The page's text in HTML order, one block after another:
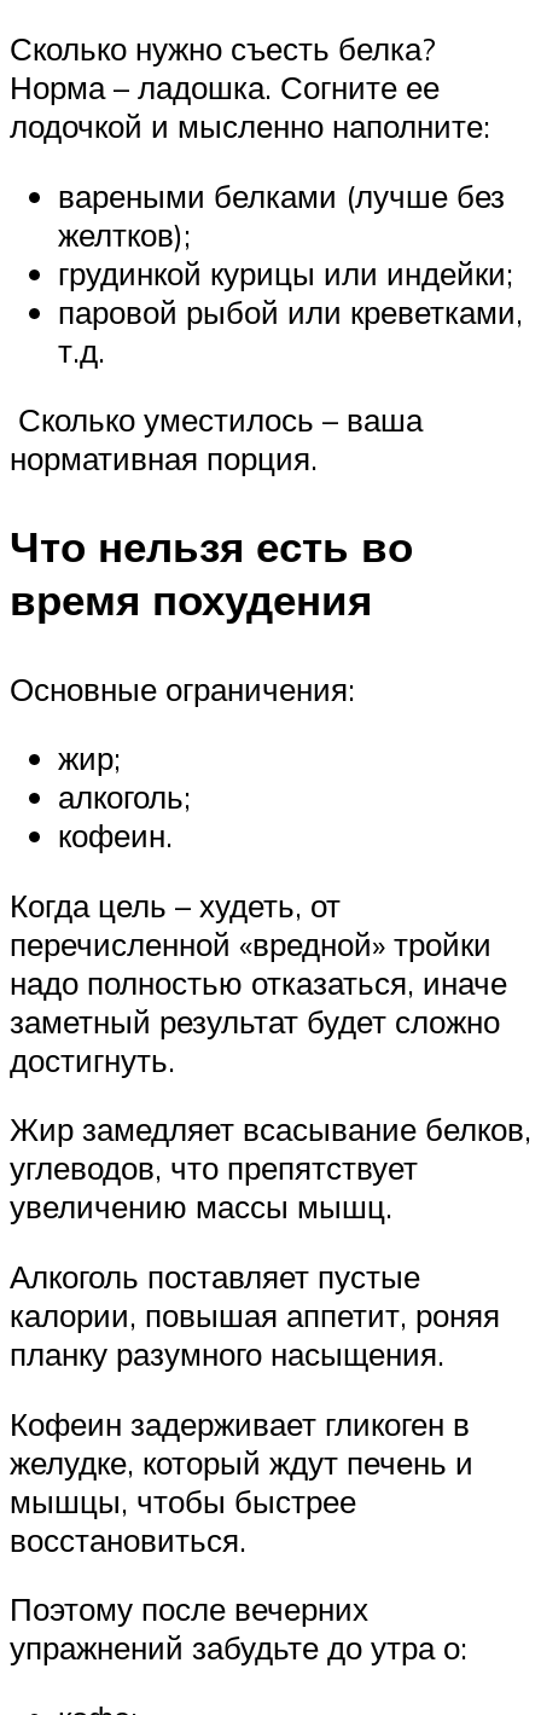
Сколько нужно съесть белка?
Норма – ладошка. Согните ее
лодочкой и мысленно наполните:
вареными белками (лучше без
желтков);
грудинкой курицы или индейки;
паровой рыбой или креветками,
т.д.
Сколько уместилось – ваша
нормативная порция.
Что нельзя есть во
время похудения
Основные ограничения:
жир;
алкоголь;
кофеин.
Когда цель – худеть, от
перечисленной «вредной» тройки
надо полностью отказаться, иначе
заметный результат будет сложно
достигнуть.
Жир замедляет всасывание белков,
углеводов, что препятствует
увеличению массы мышц.
Алкоголь поставляет пустые
калории, повышая аппетит, роняя
планку разумного насыщения.
Кофеин задерживает гликоген в
желудке, который ждут печень и
мышцы, чтобы быстрее
восстановиться.
Поэтому после вечерних
упражнений забудьте до утра о: